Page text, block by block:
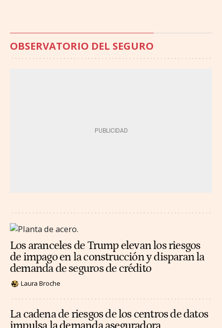
OBSERVATORIO DEL SEGURO
Los aranceles de Trump elevan los riesgos
de impago en la construcción y disparan la
demanda de seguros de crédito
Laura Broche
La cadena de riesgos de los centros de datos